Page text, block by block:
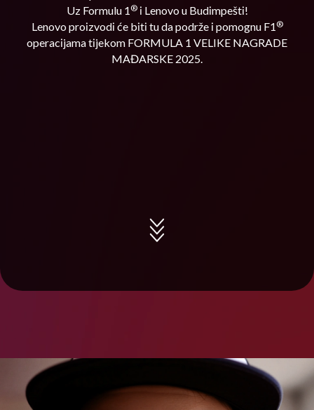
Uz Formulu 1®i Lenovo u Budimpešti!
Lenovo proizvodi će biti tu da podrže i pomognu F1®
operacijama tijekom FORMULA 1 VELIKE NAGRADE
MAĐARSKE 2025.